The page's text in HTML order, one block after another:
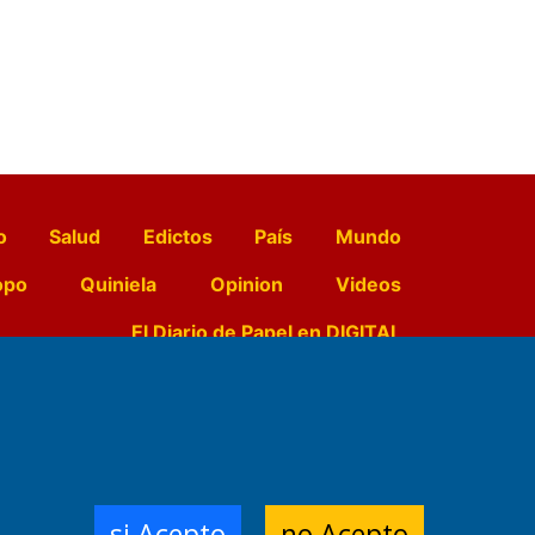
Salud Edictos País
Mundo
Quiniela Opinion
Videos
El Diario de Papel en DIGITAL